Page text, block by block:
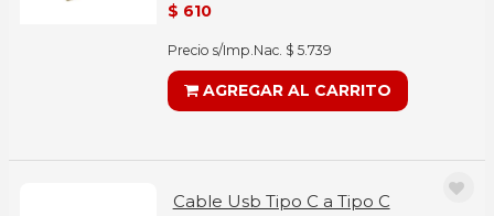
$ 610
Precio s/Imp.Nac. $ 5.739
AGREGAR AL CARRITO
Cable Usb Tipo C a Tipo C